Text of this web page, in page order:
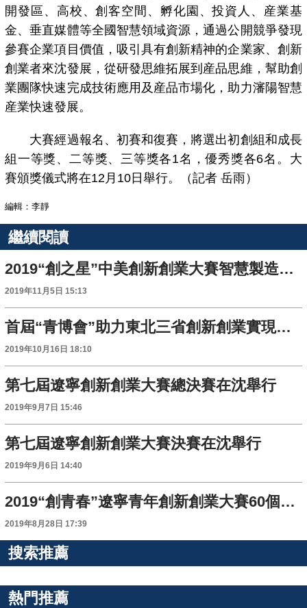
開發區、高校、創客空間、孵化園、投資人、産業基
金、垂直媒體等全國智慧領域資源，通過公開競爭發現
參賽企業項目價值，吸引具有創新精神的企業家、創新
創業者來沈發展，從研發思維拓展到産品思維，幫助創
業團隊快速完成技術應用及産品市場化，助力瀋陽智慧
産業快速發展。
大賽經過報名、初賽和復賽，將選出初創組和成長
組一等獎、二等獎、三等獎各1名，優秀獎各6名。大
賽頒獎儀式將在12月10日舉行。（記者 岳雨）
編輯：李靜
繼續閱讀
2019“創之星”中美創新創業大賽智慧製造領域前三甲出爐
2019年11月5日 15:13
首屆“青博會”助力東北三省創新創業實現區域化聯動
2019年10月16日 18:10
第七屆遼寧創新創業大賽總決賽在沈舉行
2019年9月7日 15:46
第七屆遼寧創新創業大賽決賽在沈舉行
2019年9月6日 14:40
2019“創青春”遼寧青年創新創業大賽60個項目脫穎而出
2019年8月28日 17:39
搜索推薦
熱門推薦